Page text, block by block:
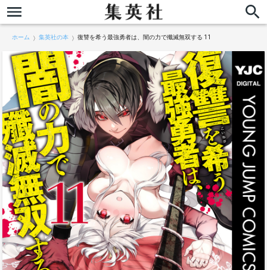
ホーム 集英社の本 復讐を希う最強勇者は、闇の力で殲滅無双する 11